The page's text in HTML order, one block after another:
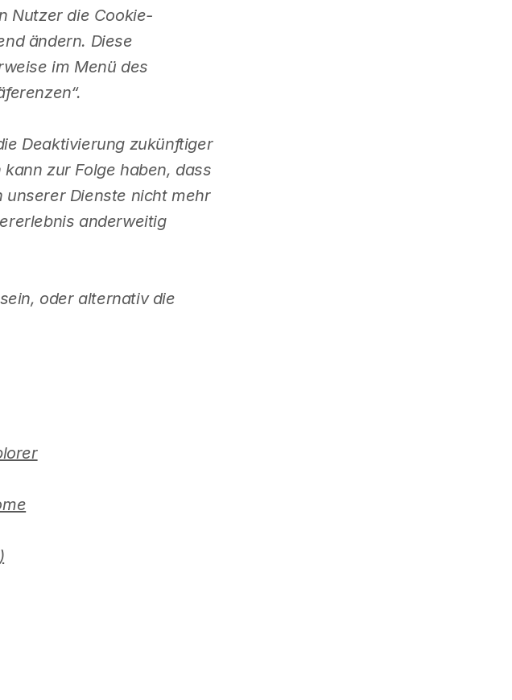
Nutzer die Cookie-
ändern. Diese
im Menü des
Deaktivierung zukünftiger
zur Folge haben, dass
unserer Dienste nicht mehr
anderweitig
oder alternativ die